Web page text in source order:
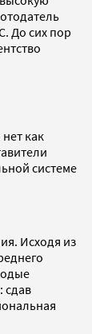
До сих пор
как
системе
Исходя из
сдав